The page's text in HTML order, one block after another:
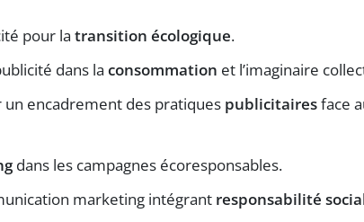
pour la transition écologique.
dans la consommation et l’imaginaire
un encadrement des pratiques publicitairesface
dans les campagnes écoresponsables.
marketing intégrant responsabilité